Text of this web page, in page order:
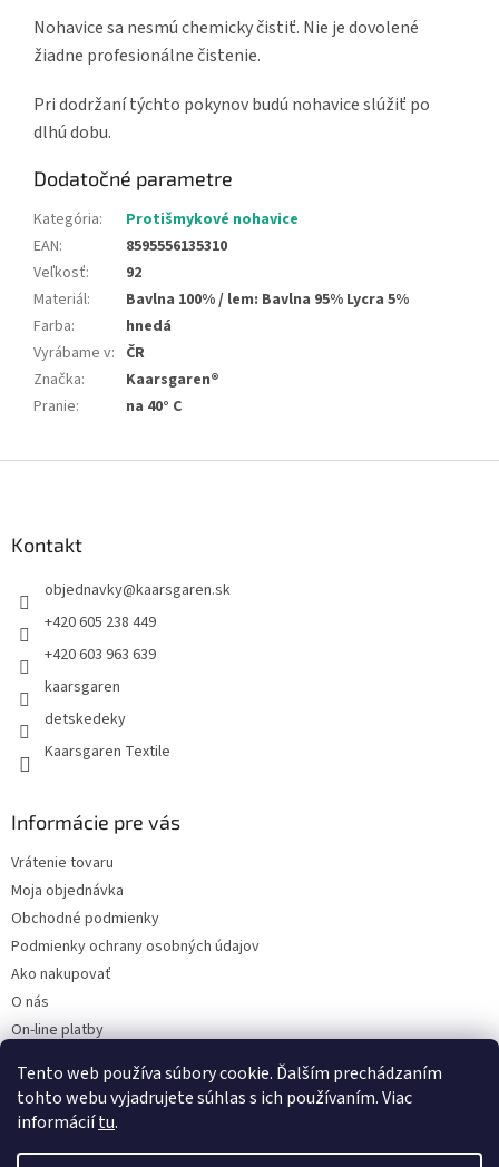
Tento web používa súbory cookie. Ďalším prechádzaním
tohto webu vyjadrujete súhlas s ich používaním. Viac
informáciítu.
Nohavice sa nesmú chemicky čistiť. Nie je dovolené
žiadne profesionálne čistenie.
Pri dodržaní týchto pokynov budú nohavice slúžiť po
dlhú dobu.
Dodatočné parametre
Kategória:
Protišmykové nohavice
EAN:
8595556135310
Veľkosť:
92
Materiál:
Bavlna 100% / lem: Bavlna 95% Lycra 5%
Farba:
hnedá
Vyrábame v: ČR
Značka:
Kaarsgaren®
Pranie: na 40° C
Kontakt
objednavky@kaarsgaren.sk
+420 605 238 449
+420 603 963 639
kaarsgaren
detskedeky
Kaarsgaren Textile
Informácie pre vás
Vrátenie tovaru
Moja objednávka
Obchodné podmienky
Podmienky ochrany osobných údajov
Ako nakupovať
O nás
On-line platby
Čo dať do kočíka v zime?